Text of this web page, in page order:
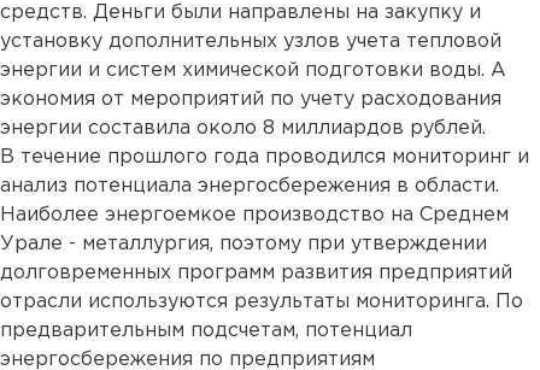
средств. Деньги были направлены на закупку и
установку дополнительных узлов учета тепловой
энергии и систем химической подготовки воды. А
экономия от мероприятий по учету расходования
энергии составила около 8 миллиардов рублей.
В течение прошлого года проводился мониторинг и
анализ потенциала энергосбережения в области.
Наиболее энергоемкое производство на Среднем
Урале - металлургия, поэтому при утверждении
долговременных программ развития предприятий
отрасли используются результаты мониторинга. По
предварительным подсчетам, потенциал
энергосбережения по предприятиям